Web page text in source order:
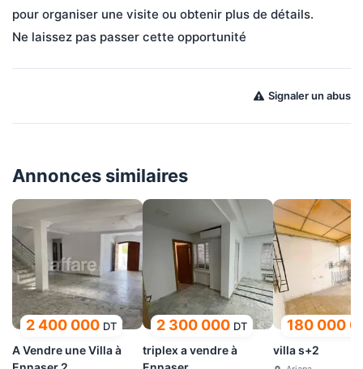
pour organiser une visite ou obtenir plus de détails.
Ne laissez pas passer cette opportunité
Signaler un abus
Annonces similaires
2 400 000 DT
A Vendre une Villa à
2 300 000 DT
triplex a vendre à
180 000
villa s+2